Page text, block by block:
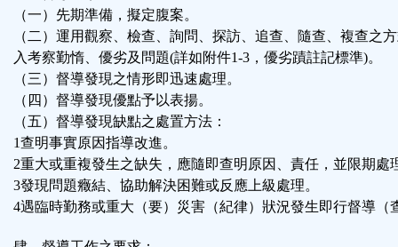
（一）先期準備，擬定腹案。
（二）運用觀察、檢查、詢問、探訪、追查、隨查、複查之
入考察勤惰、優劣及問題(詳如附件1-3，優劣蹟註記標準)。
（三）督導發現之情形即迅速處理。
（四）督導發現優點予以表揚。
（五）督導發現缺點之處置方法：
1查明事實原因指導改進。
2重大或重複發生之缺失，應隨即查明原因、責任，並限期處
3發現問題癥結、協助解決困難或反應上級處理。
4遇臨時勤務或重大（要）災害（紀律）狀況發生即行督導（